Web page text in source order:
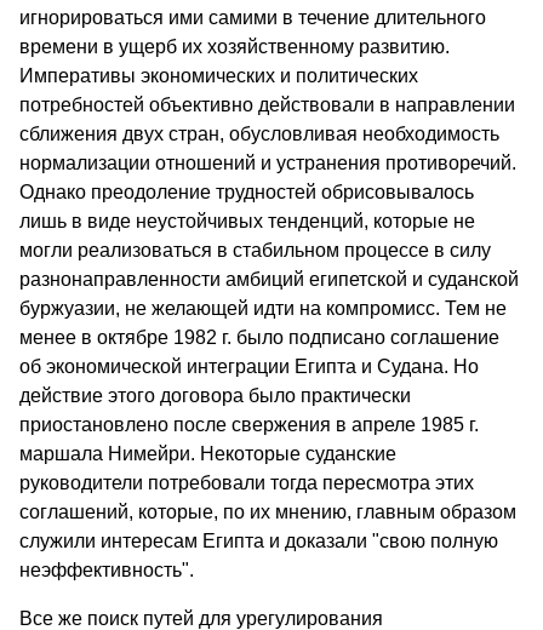
игнорироваться ими самими в течение длительного
времени в ущерб их хозяйственному развитию.
Императивы экономических и политических
потребностей объективно действовали в направлении
сближения двух стран, обусловливая необходимость
нормализации отношений и устранения противоречий.
Однако преодоление трудностей обрисовывалось
лишь в виде неустойчивых тенденций, которые не
могли реализоваться в стабильном процессе в силу
разнонаправленности амбиций египетской и суданской
буржуазии, не желающей идти на компромисс. Тем не
менее в октябре 1982 г. было подписано соглашение
об экономической интеграции Египта и Судана. Но
действие этого договора было практически
приостановлено после свержения в апреле 1985 г.
маршала Нимейри. Некоторые суданские
руководители потребовали тогда пересмотра этих
соглашений, которые, по их мнению, главным образом
служили интересам Египта и доказали "свою полную
неэффективность".
Все же поиск путей для урегулирования